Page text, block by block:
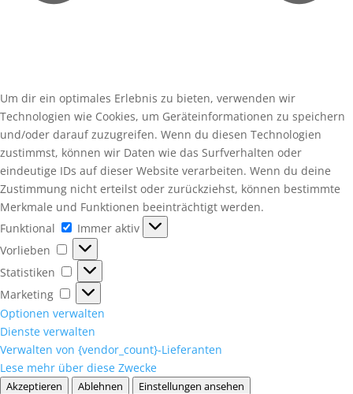
Um dir ein optimales Erlebnis zu bieten, verwenden wir
Technologien wie Cookies, um Geräteinformationen zu speichern
und/oder darauf zuzugreifen. Wenn du diesen Technologien
zustimmst, können wir Daten wie das Surfverhalten oder
eindeutige IDs auf dieser Website verarbeiten. Wenn du deine
Zustimmung nicht erteilst oder zurückziehst, können bestimmte
Merkmale und Funktionen beeinträchtigt werden.
Funktional
Funktional
Immer aktiv
Vorlieben
Vorlieben
Statistiken
Statistiken
Marketing
Marketing
Optionen verwalten
Dienste verwalten
Verwalten von {vendor_count}-Lieferanten
Lese mehr über diese Zwecke
Akzeptieren Ablehnen
Einstellungen ansehen